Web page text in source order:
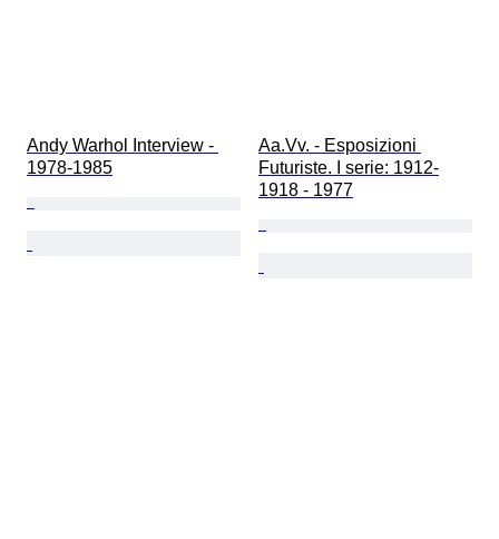
Andy Warhol Interview -
1978-1985
Aa.Vv. - Esposizioni
Futuriste. I serie: 1912-
1918 - 1977